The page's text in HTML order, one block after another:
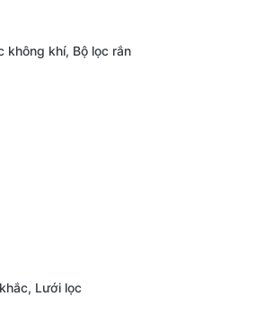
không khí, Bộ lọc rắn
Lưới lọc